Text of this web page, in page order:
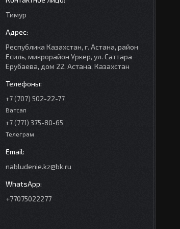
Тимур
Республика Казахстан, г. Астана, район
Есиль, микрорайон Уркер, ул. Саттара
Ерубаева, дом 22, Астана, Казахстан
+7 (707) 502-22-77
Ватсап
+7 (771) 375-80-65
Телеграм
nabludenie.kz@bk.ru
+77075022277